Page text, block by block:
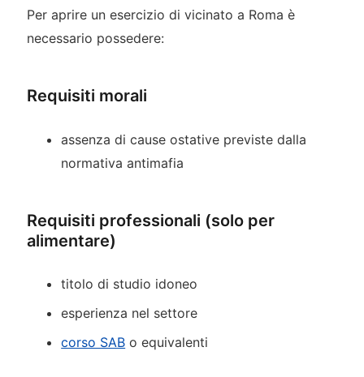
Per aprire un esercizio di vicinato a Roma è
necessario possedere:
Requisiti morali
assenza di cause ostative previste dalla
normativa antimafia
Requisiti professionali (solo per
alimentare)
titolo di studio idoneo
esperienza nel settore
corso SAB o equivalenti